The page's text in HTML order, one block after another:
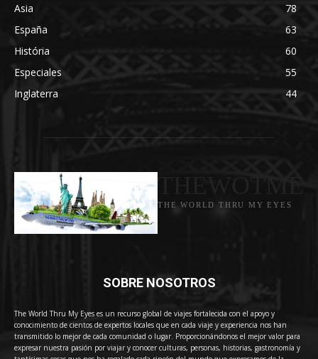
Asia
78
España
63
História
60
Especiales
55
Inglaterra
44
THE WORLD THRU MY EYES
SOBRE NOSOTROS
The World Thru My Eyes es un recurso global de viajes fortalecida con el apoyo y
conocimiento de cientos de expertos locales que en cada viaje y experiencia nos han
transmitido lo mejor de cada comunidad o lugar. Proporcionándonos el mejor valor para
expresar nuestra pasión por viajar y conocer culturas, personas, historias, gastronomía y